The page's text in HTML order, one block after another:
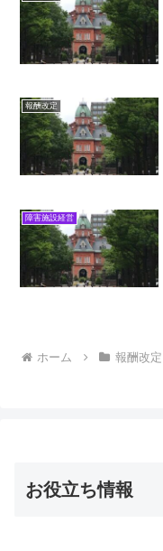
報酬改定
障害施設経営
ホーム
報酬改定
お役立ち情報